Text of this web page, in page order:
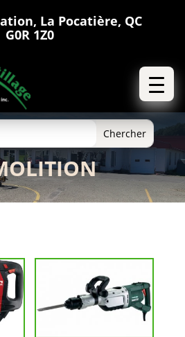
La Pocatière, QC
G0R 1Z0